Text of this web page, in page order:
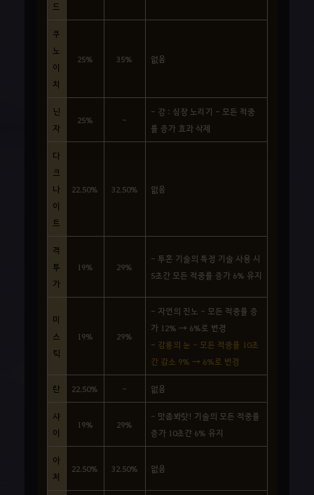
드
쿠
노
이
치
25% 35% 없음
닌
자
25% -
- 강 : 심장 노리기 - 모든 적중
률 증가 효과 삭제
다
크
나
이
트
22.50% 32.50% 없음
격
투
가
19% 29%
- 투혼 기술의 특정 기술 사용 시
5초간 모든 적중률 증가 6% 유지
미
스
틱
19% 29%
- 자연의 진노 - 모든 적중률 증
가 12% → 6%로 변경
- 감룡의 눈 - 모든 적중률 10초
간 감소 9% → 6%로 변경
란 22.50% - 없음
샤
이
19% 29%
- 맛좀봐랏! 기술의 모든 적중률
증가 10초간 6% 유지
아
처
22.50% 32.50% 없음